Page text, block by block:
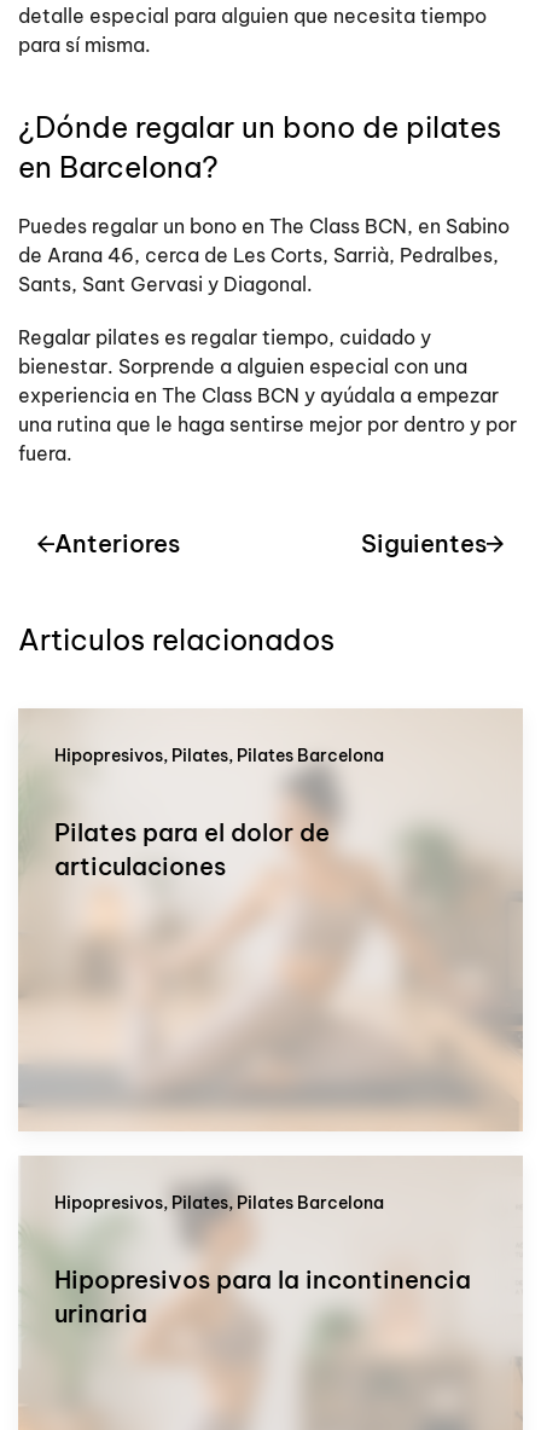
detalle especial para alguien que necesita tiempo
para sí misma.
¿Dónde regalar un bono de pilates
en Barcelona?
Puedes regalar un bono en The Class BCN, en Sabino
de Arana 46, cerca de Les Corts, Sarrià, Pedralbes,
Sants, Sant Gervasi y Diagonal.
Regalar pilates es regalar tiempo, cuidado y
bienestar. Sorprende a alguien especial con una
experiencia en The Class BCN y ayúdala a empezar
una rutina que le haga sentirse mejor por dentro y por
fuera.
Anteriores Siguientes
Articulos relacionados
Hipopresivos, Pilates, Pilates Barcelona
Pilates para el dolor de
articulaciones
Hipopresivos, Pilates, Pilates Barcelona
Hipopresivos para la incontinencia
urinaria